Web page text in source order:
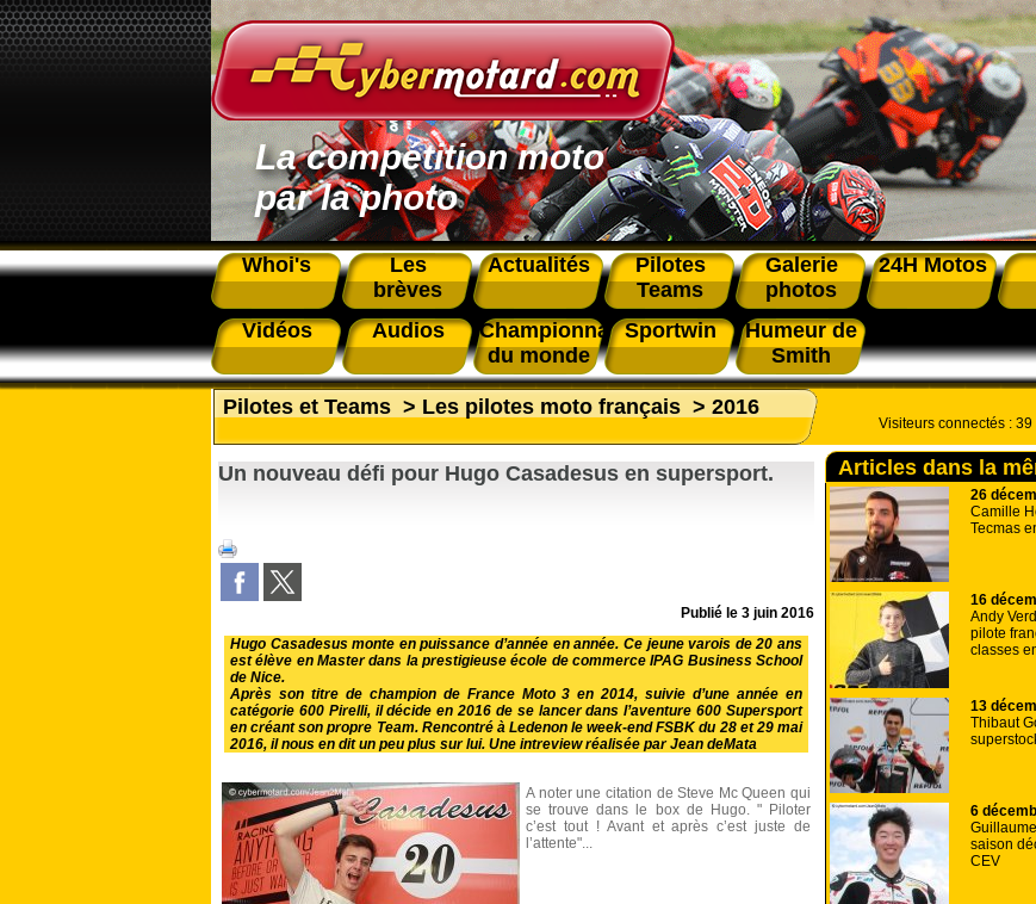
La compétition moto
par la photo
Whoi's
Les
brèves
Actualités
Pilotes
Teams
Galerie
photos
24H Motos
Vidéos
Audios
Championnat
du monde
Sportwin
Humeur de
Smith
Pilotes et Teams > Les pilotes moto français > 2016
Un nouveau défi pour Hugo Casadesus en supersport.
Publié le 3 juin 2016
Hugo Casadesus monte en puissance d’année en année. Ce jeune varois de 20 ans
est élève en Master dans la prestigieuse école de commerce IPAG Business School
de Nice.
Après son titre de champion de France Moto 3 en 2014, suivie d’une année en
catégorie 600 Pirelli, il décide en 2016 de se lancer dans l’aventure 600 Supersport
en créant son propre Team. Rencontré à Ledenon le week-end FSBK du 28 et 29 mai
2016, il nous en dit un peu plus sur lui. Une intreview réalisée par Jean deMata
A noter une citation de Steve Mc Queen qui
se trouve dans le box de Hugo. " Piloter
c’est tout ! Avant et après c’est juste de
l’attente"...
Visiteurs connectés : 39
Articles dans la
26
Camille
Tecmas
16
Andy
pilote
classes
13
Thibaut
6
saison
CEV